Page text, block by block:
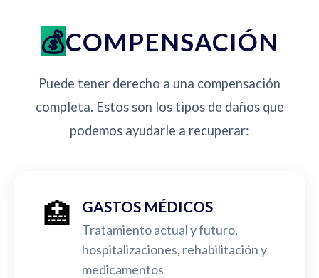
COMPENSACIÓN
Puede tener derecho a una compensación
completa. Estos son los tipos de daños que
podemos ayudarle a recuperar:
🏥 GASTOS MÉDICOS
Tratamiento actual y futuro,
hospitalizaciones, rehabilitación y
medicamentos